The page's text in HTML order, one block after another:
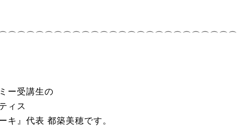
ー受講生の
ィス
キ』代表 都築美穂です。